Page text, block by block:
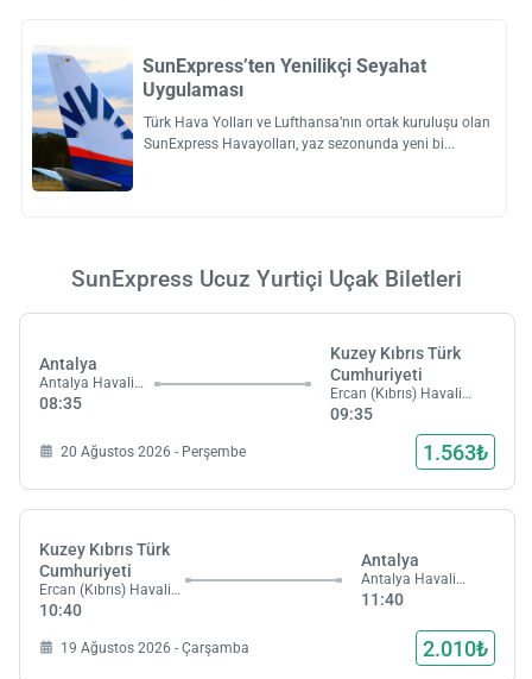
SunExpress’ten Yenilikçi Seyahat
Uygulaması
Türk Hava Yolları ve Lufthansa’nın ortak kuruluşu olan
SunExpress Havayolları, yaz sezonunda yeni bi
SunExpress Ucuz Yurtiçi Uçak Biletleri
Antalya
Antalya Havalimanı
08:35
Kuzey Kıbrıs Türk
Cumhuriyeti
Ercan (Kıbrıs) Havalimanı
09:35
20 Ağustos 2026 - Perşembe 1.563₺
Kuzey Kıbrıs Türk
Cumhuriyeti
Ercan (Kıbrıs) Havalimanı
10:40
Antalya
Antalya Havalimanı
11:40
19 Ağustos 2026 - Çarşamba 2.010₺